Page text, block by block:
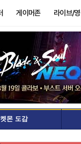
게이머존 라이브/
몬 도감